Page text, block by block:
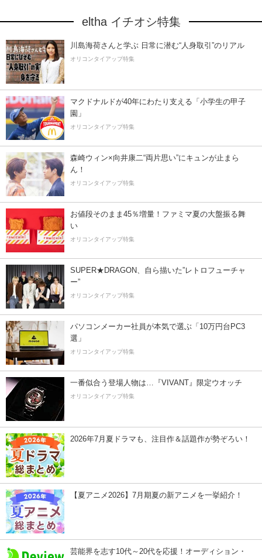
eltha イチオシ特集
川島海荷さんと学ぶ 日常に潜む“人身取引”のリアル
オリコンタイアップ特集
マクドナルドが40年にわたり支える「小学生の甲子
園」
オリコンタイアップ特集
森崎ウィン×向井康二“両片思い”にキュンが止まら
ん！
オリコンタイアップ特集
お値段そのまま45％増量！ファミマ夏の大盤振る舞
い
オリコンタイアップ特集
SUPER★DRAGON、自ら描いた”レトロフューチャ
ー”
オリコンタイアップ特集
パソコンメーカー社員が本気で選ぶ「10万円台PC3
選」
オリコンタイアップ特集
一番似合う登場人物は…『VIVANT』限定ウオッチ
オリコンタイアップ特集
2026年7月夏ドラマも、注目作＆話題作が勢ぞろい！
【夏アニメ2026】7月期夏の新アニメを一挙紹介！
芸能界を志す10代～20代を応援！オーディション・